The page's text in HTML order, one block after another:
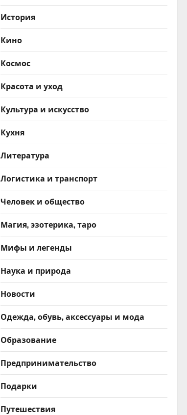
История
Кино
Космос
Красота и уход
Культура и искусство
Кухня
Литература
Логистика и транспорт
Человек и общество
Магия, эзотерика, таро
Мифы и легенды
Наука и природа
Новости
Одежда, обувь, аксессуары и мода
Образование
Предпринимательство
Подарки
Путешествия